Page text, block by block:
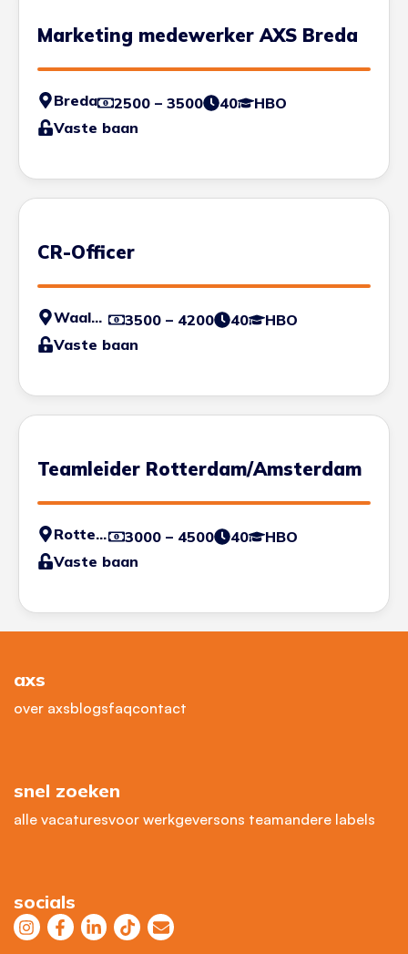
Marketing medewerker AXS Breda
Breda 2500 – 3500 40
HBO
Vaste baan
CR-Officer
Waalwijk 3500 – 4200 40
HBO
Vaste baan
Teamleider Rotterdam/Amsterdam
Rotterdam 3000 – 4500 40
HBO
Vaste baan
axs
over axsblogsfaqcontact
snel zoeken
alle vacaturesvoor werkgeversons teamandere labels
socials